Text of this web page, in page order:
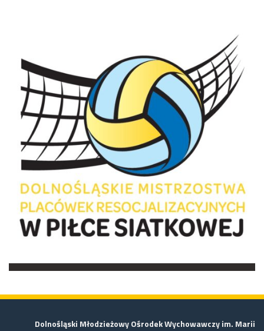
Dolnośląski Młodzieżowy Ośrodek Wychowawczy im. Marii